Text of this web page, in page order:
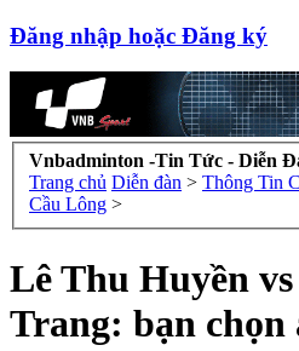
Đăng nhập hoặc Đăng ký
Vnbadminton -Tin Tức - Diễn
Trang chủ Diễn đàn > Thông Tin
Cầu Lông >
Lê Thu Huyền
Trang: bạn chọn